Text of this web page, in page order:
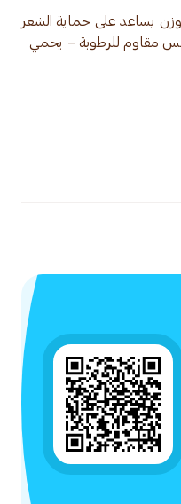
يساعد على حماية الشعر
مقاوم للرطوبة – يحمي